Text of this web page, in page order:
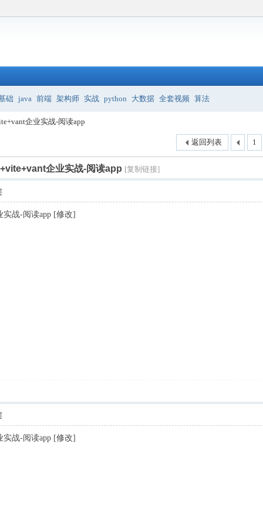
础 java 前端 架构师 实战 python 大数据 全套视频 算法
企业实战-阅读app
1
返回列表
企业实战-阅读app [复制链接]
实战-阅读app [修改]
实战-阅读app [修改]